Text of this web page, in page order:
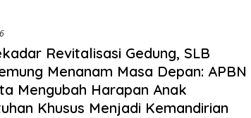
Revitalisasi Gedung, SLB
Menanam Masa Depan: APBN
Mengubah Harapan Anak
Khusus Menjadi Kemandirian